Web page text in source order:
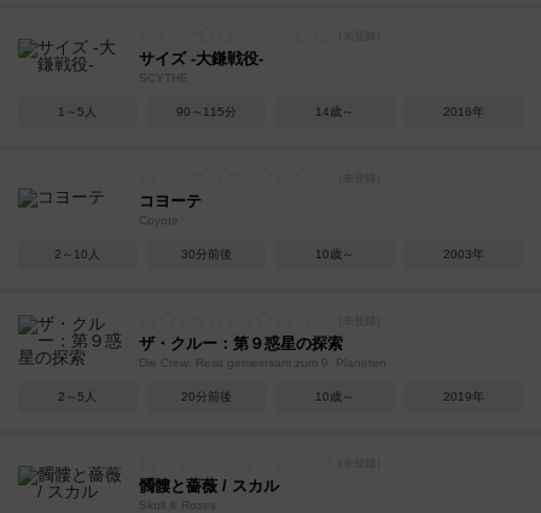
サイズ -大鎌戦役-
SCYTHE
1～5人 90～115分 14歳～ 2016年
コヨーテ
Coyote
2～10人 30分前後 10歳～ 2003年
ザ・クルー：第９惑星の探索
Die Crew: Reist gemeinsam zum 9. Planeten
2～5人 20分前後 10歳～ 2019年
髑髏と薔薇 / スカル
Skull & Roses